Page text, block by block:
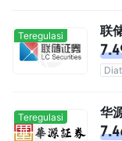
Teregulasi 联
Teregulasi 华